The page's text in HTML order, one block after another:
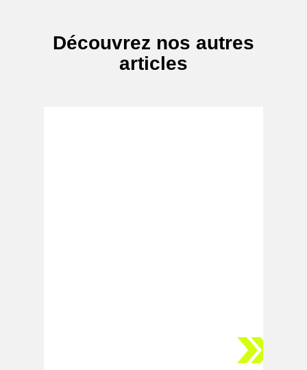
Découvrez nos autres
articles